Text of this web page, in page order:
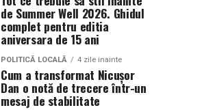
de Summer Well 2026. Ghidul
complet pentru editia
aniversara de 15 ani
POLITICĂ LOCALĂ 4 zile inainte
Cum a transformat Nicușor
Dan o notă de trecere într-un
mesaj de stabilitate